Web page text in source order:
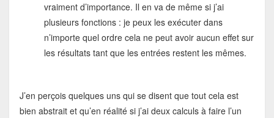
vraiment d’importance. Il en va de même si j’ai
plusieurs fonctions : je peux les exécuter dans
n’importe quel ordre cela ne peut avoir aucun effet sur
les résultats tant que les entrées restent les mêmes.
J’en perçois quelques uns qui se disent que tout cela est
bien abstrait et qu’en réalité si j’ai deux calculs à faire l’un